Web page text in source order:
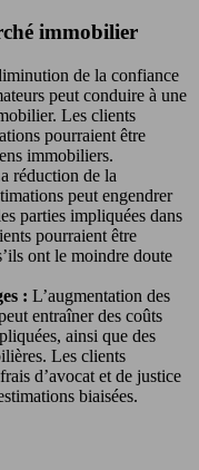
immobilier
de la confiance
peut conduire à une
Les clients
pourraient être
immobiliers.
réduction de la
peut engendrer
parties impliquées dans
pourraient être
ont le moindre doute
: L’augmentation des
entraîner des coûts
ainsi que des
Les clients
d’avocat et de justice
biaisées.